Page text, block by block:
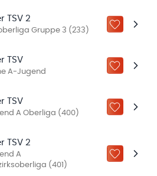
TSV 2
Gruppe 3 (233) ZU „MEINE
TSV
A-Jugend ZU „MEINE
TSV
A Oberliga (400) ZU „MEINE
TSV 2
A
(401)
ZU „MEINE